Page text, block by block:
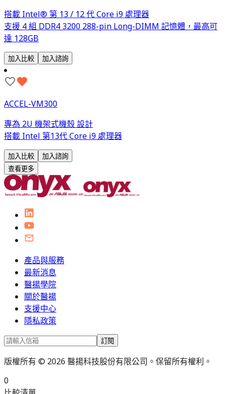
搭載 Intel® 第 13 / 12 代 Core i9 處理器
支援 4 組 DDR4 3200 288-pin Long-DIMM 記憶體，最高可
達 128GB
加入比較 加入諮詢
ACCEL-VM300
專為 2U 機架式機殼 設計
搭載 Intel 第13代 Core i9 處理器
加入比較
加入諮詢
查看更多
產品與服務
最新消息
醫揚學院
關於醫揚
支援中心
隱私政策
訂閱
版權所有 © 2026 醫揚科技股份有限公司。保留所有權利。
0